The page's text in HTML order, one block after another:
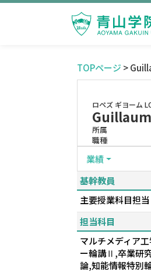
TOPページ >
ロペズ ギヨーム
所属
職種
業績
基幹教員
主要授業科目担当
担当科目
マルチメディア
ー輪講Ⅱ,卒業研
論,知能情報特別